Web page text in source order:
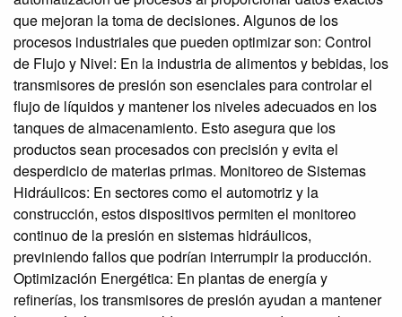
que mejoran la toma de decisiones. Algunos de los
procesos industriales que pueden optimizar son: Control
de Flujo y Nivel: En la industria de alimentos y bebidas, los
transmisores de presión son esenciales para controlar el
flujo de líquidos y mantener los niveles adecuados en los
tanques de almacenamiento. Esto asegura que los
productos sean procesados con precisión y evita el
desperdicio de materias primas. Monitoreo de Sistemas
Hidráulicos: En sectores como el automotriz y la
construcción, estos dispositivos permiten el monitoreo
continuo de la presión en sistemas hidráulicos,
previniendo fallos que podrían interrumpir la producción.
Optimización Energética: En plantas de energía y
refinerías, los transmisores de presión ayudan a mantener